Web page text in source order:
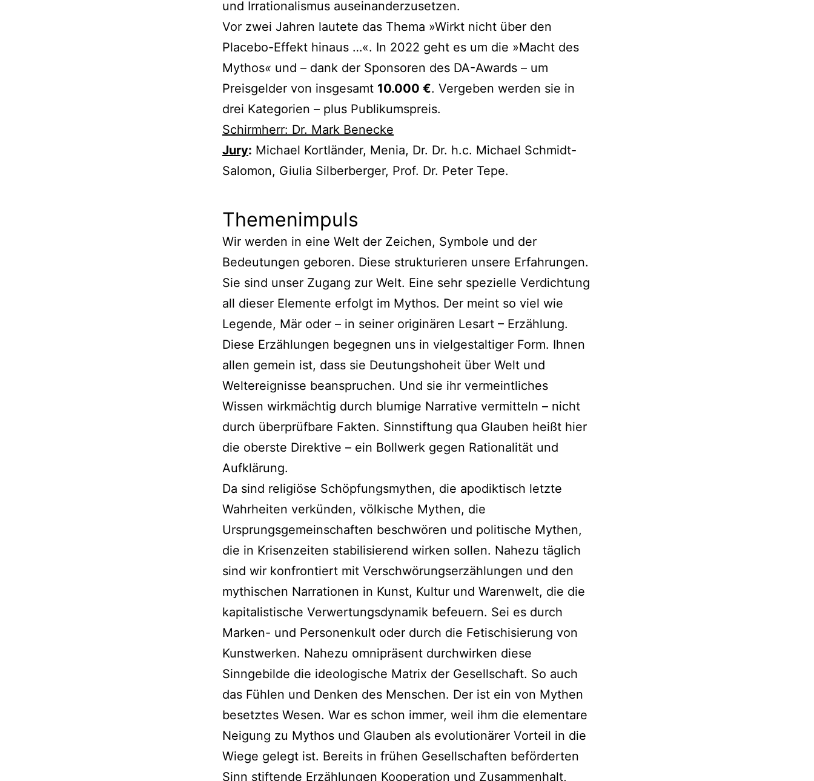
und Irrationalismus auseinanderzusetzen.
Vor zwei Jahren lautete das Thema »Wirkt nicht über den
Placebo-Effekt hinaus …«. In 2022 geht es um die »Macht des
Mythos« und – dank der Sponsoren des DA-Awards – um
Preisgelder von insgesamt 10.000 €. Vergeben werden sie in
drei Kategorien – plus Publikumspreis.
Schirmherr: Dr. Mark Benecke
Jury: Michael Kortländer, Menia, Dr. Dr. h.c. Michael Schmidt-
Salomon, Giulia Silberberger, Prof. Dr. Peter Tepe.
Themenimpuls
Wir werden in eine Welt der Zeichen, Symbole und der
Bedeutungen geboren. Diese strukturieren unsere Erfahrungen.
Sie sind unser Zugang zur Welt. Eine sehr spezielle Verdichtung
all dieser Elemente erfolgt im Mythos. Der meint so viel wie
Legende, Mär oder – in seiner originären Lesart – Erzählung.
Diese Erzählungen begegnen uns in vielgestaltiger Form. Ihnen
allen gemein ist, dass sie Deutungshoheit über Welt und
Weltereignisse beanspruchen. Und sie ihr vermeintliches
Wissen wirkmächtig durch blumige Narrative vermitteln – nicht
durch überprüfbare Fakten. Sinnstiftung qua Glauben heißt hier
die oberste Direktive – ein Bollwerk gegen Rationalität und
Aufklärung.
Da sind religiöse Schöpfungsmythen, die apodiktisch letzte
Wahrheiten verkünden, völkische Mythen, die
Ursprungsgemeinschaften beschwören und politische Mythen,
die in Krisenzeiten stabilisierend wirken sollen. Nahezu täglich
sind wir konfrontiert mit Verschwörungserzählungen und den
mythischen Narrationen in Kunst, Kultur und Warenwelt, die die
kapitalistische Verwertungsdynamik befeuern. Sei es durch
Marken- und Personenkult oder durch die Fetischisierung von
Kunstwerken. Nahezu omnipräsent durchwirken diese
Sinngebilde die ideologische Matrix der Gesellschaft. So auch
das Fühlen und Denken des Menschen. Der ist ein von Mythen
besetztes Wesen. War es schon immer, weil ihm die elementare
Neigung zu Mythos und Glauben als evolutionärer Vorteil in die
Wiege gelegt ist. Bereits in frühen Gesellschaften beförderten
Sinn stiftende Erzählungen Kooperation und Zusammenhalt,